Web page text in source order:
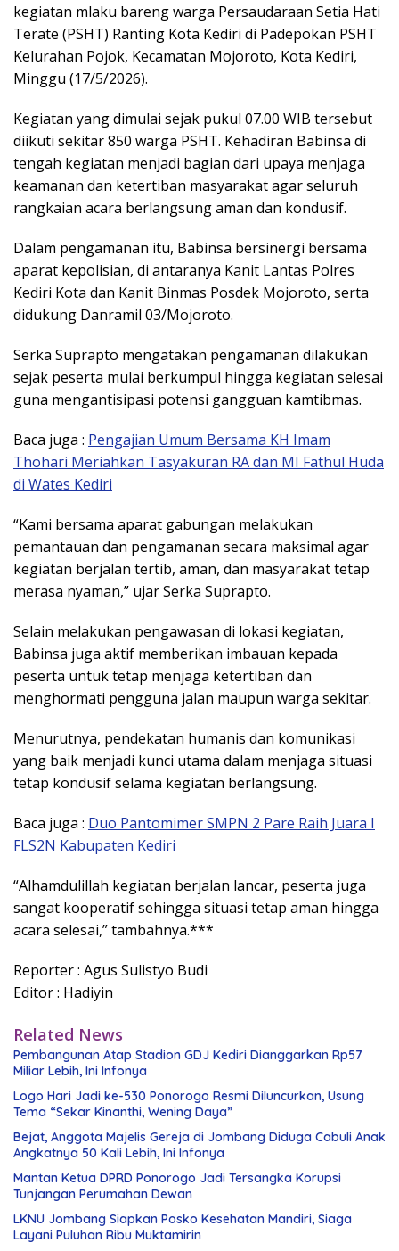
kegiatan mlaku bareng warga Persaudaraan Setia Hati
Terate (PSHT) Ranting Kota Kediri di Padepokan PSHT
Kelurahan Pojok, Kecamatan Mojoroto, Kota Kediri,
Minggu (17/5/2026).
Kegiatan yang dimulai sejak pukul 07.00 WIB tersebut
diikuti sekitar 850 warga PSHT. Kehadiran Babinsa di
tengah kegiatan menjadi bagian dari upaya menjaga
keamanan dan ketertiban masyarakat agar seluruh
rangkaian acara berlangsung aman dan kondusif.
Dalam pengamanan itu, Babinsa bersinergi bersama
aparat kepolisian, di antaranya Kanit Lantas Polres
Kediri Kota dan Kanit Binmas Posdek Mojoroto, serta
didukung Danramil 03/Mojoroto.
Serka Suprapto mengatakan pengamanan dilakukan
sejak peserta mulai berkumpul hingga kegiatan selesai
guna mengantisipasi potensi gangguan kamtibmas.
Baca juga : Pengajian Umum Bersama KH Imam
Thohari Meriahkan Tasyakuran RA dan MI Fathul Huda
di Wates Kediri
“Kami bersama aparat gabungan melakukan
pemantauan dan pengamanan secara maksimal agar
kegiatan berjalan tertib, aman, dan masyarakat tetap
merasa nyaman,” ujar Serka Suprapto.
Selain melakukan pengawasan di lokasi kegiatan,
Babinsa juga aktif memberikan imbauan kepada
peserta untuk tetap menjaga ketertiban dan
menghormati pengguna jalan maupun warga sekitar.
Menurutnya, pendekatan humanis dan komunikasi
yang baik menjadi kunci utama dalam menjaga situasi
tetap kondusif selama kegiatan berlangsung.
Baca juga : Duo Pantomimer SMPN 2 Pare Raih Juara I
FLS2N Kabupaten Kediri
“Alhamdulillah kegiatan berjalan lancar, peserta juga
sangat kooperatif sehingga situasi tetap aman hingga
acara selesai,” tambahnya.***
Reporter : Agus Sulistyo Budi
Editor : Hadiyin
Related News
Pembangunan Atap Stadion GDJ Kediri Dianggarkan Rp57
Miliar Lebih, Ini Infonya
Logo Hari Jadi ke-530 Ponorogo Resmi Diluncurkan, Usung
Tema “Sekar Kinanthi, Wening Daya”
Bejat, Anggota Majelis Gereja di Jombang Diduga Cabuli Anak
Angkatnya 50 Kali Lebih, Ini Infonya
Mantan Ketua DPRD Ponorogo Jadi Tersangka Korupsi
Tunjangan Perumahan Dewan
LKNU Jombang Siapkan Posko Kesehatan Mandiri, Siaga
Layani Puluhan Ribu Muktamirin